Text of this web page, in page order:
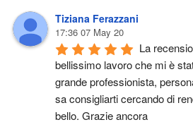
Tiziana Ferazzani
17:36 07 May 20
La
bellissimo lavoro che mi è
grande professionista,
sa consigliarti cercando di
bello. Grazie ancora